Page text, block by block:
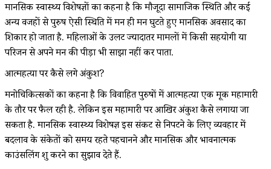
मानसिक स्वास्थ्य विशेषज्ञों का कहना है कि मौजूदा सामाजिक स्थिति और कई
अन्य वजहों से पुरुष ऐसी स्थिति में मन ही मन घुटते हुए मानसिक अवसाद का
शिकार हो जाता है. महिलाओं के उलट ज्यादातर मामलों में किसी सहयोगी या
परिजन से अपने मन की पीड़ा भी साझा नहीं कर पाता.
आत्महत्या पर कैसे लगे अंकुश?
मनोचिकित्सकों का कहना है कि विवाहित पुरुषों में आत्महत्या एक मूक महामारी
के तौर पर फैल रही है. लेकिन इस महामारी पर आखिर अंकुश कैसे लगाया जा
सकता है. मानसिक स्वास्थ्य विशेषज्ञ इस संकट से निपटने के लिए व्यवहार में
बदलाव के संकेतों को समय रहते पहचानने और मानसिक और भावनात्मक
काउंसलिंग शुरू करने का सुझाव देते हैं.